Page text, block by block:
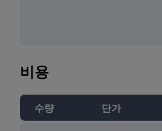
비용
수량 단가